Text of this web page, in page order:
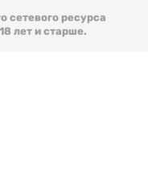
сетевого ресурса
лет и старше.